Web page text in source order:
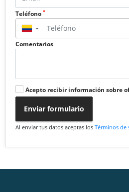
Teléfono *
▼
Comentarios
Acepto recibir información sobre
Enviar formulario
Al enviar tus datos aceptas los Términos de